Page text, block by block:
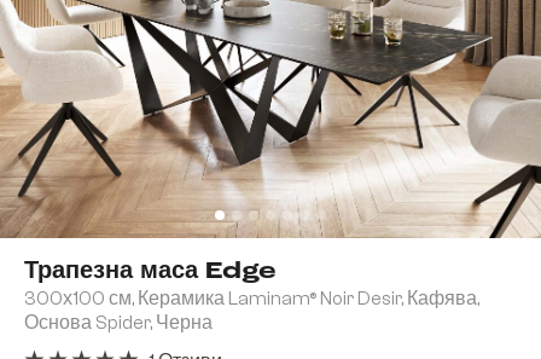
Трапезна маса Edge
300х100 см, Керамика Laminam® Noir Desir, Кафява,
Основа Spider, Черна